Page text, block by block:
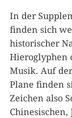
In der
finden sich
historischer
Hieroglyphen
Musik. Auf
Plane finden
Zeichen also